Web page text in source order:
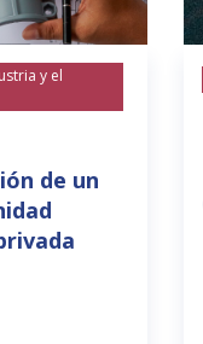
y el
de un